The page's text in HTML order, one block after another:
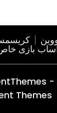
کریسمس
بازی خاص
Themes